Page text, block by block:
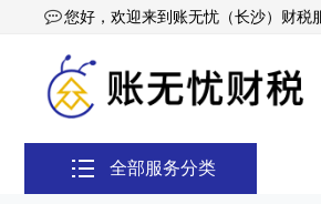
您好，欢迎来到账无忧（长沙）财税
全部服务分类